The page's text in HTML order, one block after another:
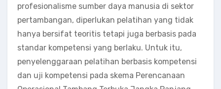
profesionalisme sumber daya manusia di sektor
pertambangan, diperlukan pelatihan yang tidak
hanya bersifat teoritis tetapi juga berbasis pada
standar kompetensi yang berlaku. Untuk itu,
penyelenggaraan pelatihan berbasis kompetensi
dan uji kompetensi pada skema Perencanaan